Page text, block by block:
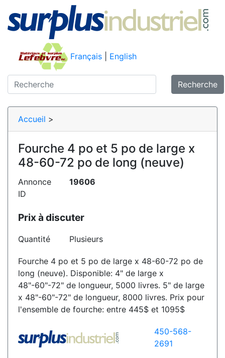
Français English
Recherche
Accueil >
Fourche 4 po et 5 po de large x
48-60-72 po de long (neuve)
Annonce
ID
19606
Prix à discuter
Quantité Plusieurs
Fourche 4 po et 5 po de large x 48-60-72 po de
long (neuve). Disponible: 4" de large x
48"-60"-72" de longueur, 5000 livres. 5" de large
x 48"-60"-72" de longueur, 8000 livres. Prix pour
l'ensemble de fourche: entre 445$ et 1095$
450-568-
2691